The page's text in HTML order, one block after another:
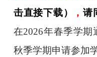
击直接下载）
，请
在2026年春季学期
秋季学期申请参加